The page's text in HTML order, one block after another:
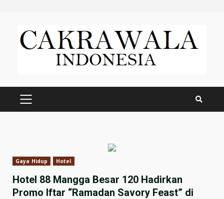
content
PRIMARY
Gaya Hidup Hotel
Hotel 88 Mangga Besar 120 Hadirkan
Promo Iftar “Ramadan Savory Feast” di